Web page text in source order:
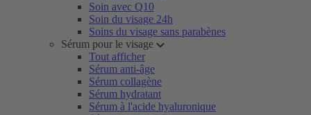
Soin avec Q10
Soin du visage 24h
Soins du visage sans parabènes
Sérum pour le visage
Tout afficher
Sérum anti-âge
Sérum collagène
Sérum hydratant
Sérum à l'acide hyaluronique